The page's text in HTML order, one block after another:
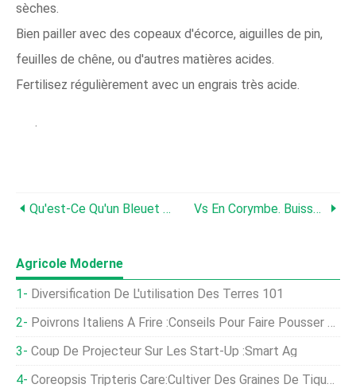
sèches.
Bien pailler avec des copeaux d'écorce, aiguilles de pin,
feuilles de chêne, ou d'autres matières acides.
Fertilisez régulièrement avec un engrais très acide.
.
Qu'est-Ce Qu'un Bleuet Nain - Comment Faire Pousser Des Bleuets Nain Vs En Corymbe. Buissons De Bleuets Nains - Que Sont Les Bleuets En Corymbe Et Les Bleuets Nains
Agricole Moderne
Diversification De L'utilisation Des Terres 101
Poivrons Italiens À Frire :conseils Pour Faire Pousser Des Poivrons Italiens À Frire
Coup De Projecteur Sur Les Start-Up :Smart Ag
Coreopsis Tripteris Care:Cultiver Des Graines De Tiques Hautes